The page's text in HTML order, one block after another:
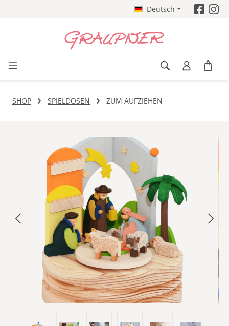
Deutsch
SHOP SPIELDOSEN ZUM AUFZIEHEN
Bildergalerie überspringen